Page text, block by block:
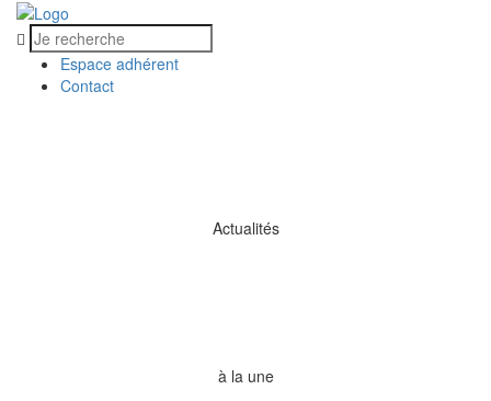
Espace adhérent
Contact
Actualités
à la une